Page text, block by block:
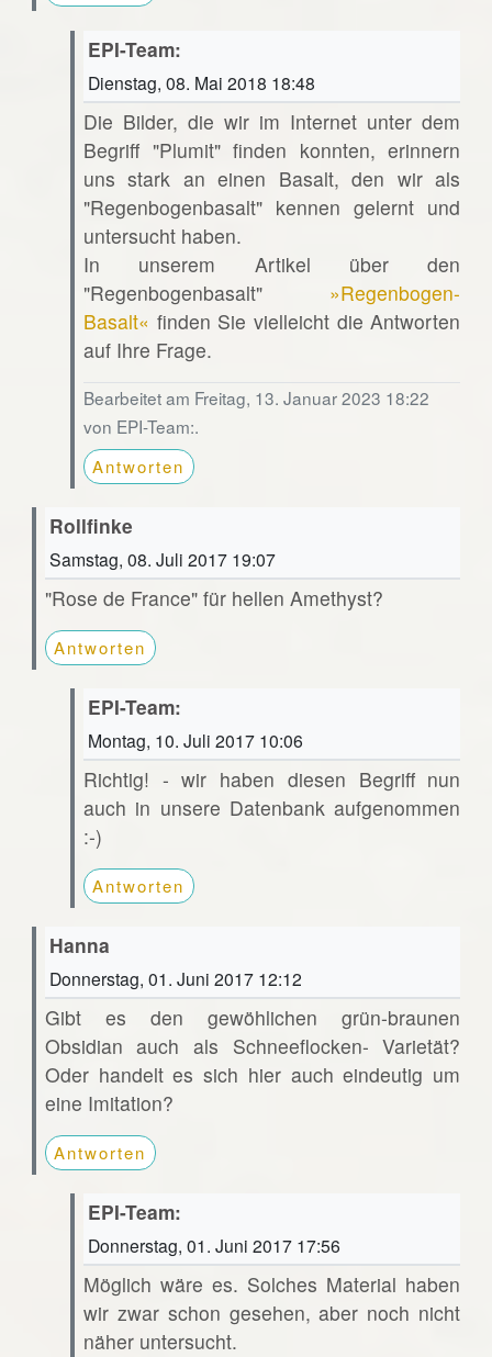
EPI-Team:
Dienstag, 08. Mai 2018 18:48
Die Bilder, die wir im Internet unter dem
Begriff "Plumit" finden konnten, erinnern
uns stark an einen Basalt, den wir als
"Regenbogenbasalt" kennen gelernt und
untersucht haben.
In unserem Artikel über den
"Regenbogenbasalt" »Regenbogen-
Basalt« finden Sie vielleicht die Antworten
auf Ihre Frage.
Bearbeitet am Freitag, 13. Januar 2023 18:22
von EPI-Team:.
Antworten
Rollfinke
Samstag, 08. Juli 2017 19:07
"Rose de France" für hellen Amethyst?
Antworten
EPI-Team:
Montag, 10. Juli 2017 10:06
Richtig! - wir haben diesen Begriff nun
auch in unsere Datenbank aufgenommen
:-)
Antworten
Hanna
Donnerstag, 01. Juni 2017 12:12
Gibt es den gewöhlichen grün-braunen
Obsidian auch als Schneeflocken- Varietät?
Oder handelt es sich hier auch eindeutig um
eine Imitation?
Antworten
EPI-Team:
Donnerstag, 01. Juni 2017 17:56
Möglich wäre es. Solches Material haben
wir zwar schon gesehen, aber noch nicht
näher untersucht.